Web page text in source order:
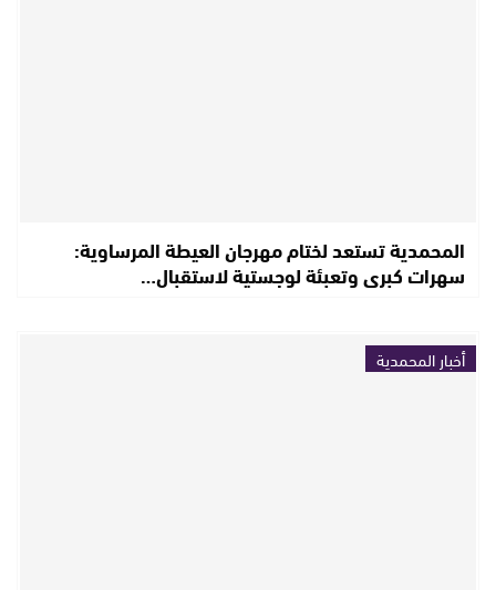
المحمدية تستعد لختام مهرجان العيطة المرساوية:
سهرات كبرى وتعبئة لوجستية لاستقبال…
أخبار المحمدية